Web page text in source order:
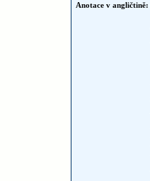
Anotace v angličtině: